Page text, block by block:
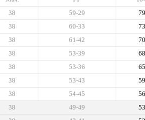
79
59-29
38
73
60-33
38
70
61-42
38
68
53-39
38
65
53-36
38
59
53-43
38
56
54-45
38
53
49-49
38